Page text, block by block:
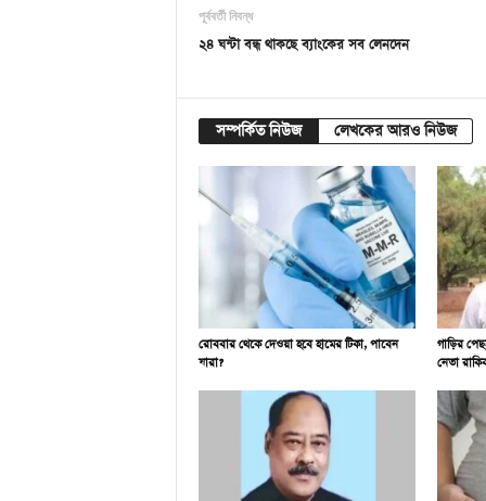
পূর্ববর্তী নিবন্ধ
২৪ ঘন্টা বন্ধ থাকছে ব্যাংকের সব লেনদেন
সম্পর্কিত নিউজ লেখকের আরও নিউজ
রোববার থেকে দেওয়া হবে হামের টিকা, পাবেন
যারা?
গাড়ির
নেতা